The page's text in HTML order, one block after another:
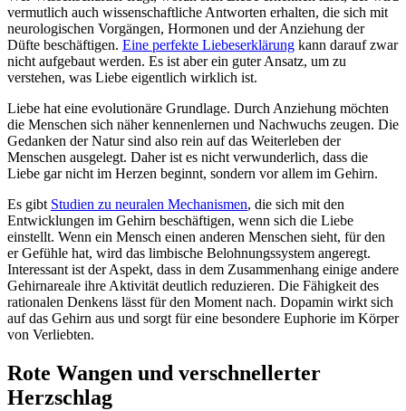
vermutlich auch wissenschaftliche Antworten erhalten, die sich mit
neurologischen Vorgängen, Hormonen und der Anziehung der
Düfte beschäftigen. Eine perfekte Liebeserklärung kann darauf zwar
nicht aufgebaut werden. Es ist aber ein guter Ansatz, um zu
verstehen, was Liebe eigentlich wirklich ist.
Liebe hat eine evolutionäre Grundlage. Durch Anziehung möchten
die Menschen sich näher kennenlernen und Nachwuchs zeugen. Die
Gedanken der Natur sind also rein auf das Weiterleben der
Menschen ausgelegt. Daher ist es nicht verwunderlich, dass die
Liebe gar nicht im Herzen beginnt, sondern vor allem im Gehirn.
Es gibt Studien zu neuralen Mechanismen, die sich mit den
Entwicklungen im Gehirn beschäftigen, wenn sich die Liebe
einstellt. Wenn ein Mensch einen anderen Menschen sieht, für den
er Gefühle hat, wird das limbische Belohnungssystem angeregt.
Interessant ist der Aspekt, dass in dem Zusammenhang einige andere
Gehirnareale ihre Aktivität deutlich reduzieren. Die Fähigkeit des
rationalen Denkens lässt für den Moment nach. Dopamin wirkt sich
auf das Gehirn aus und sorgt für eine besondere Euphorie im Körper
von Verliebten.
Rote Wangen und verschnellerter
Herzschlag